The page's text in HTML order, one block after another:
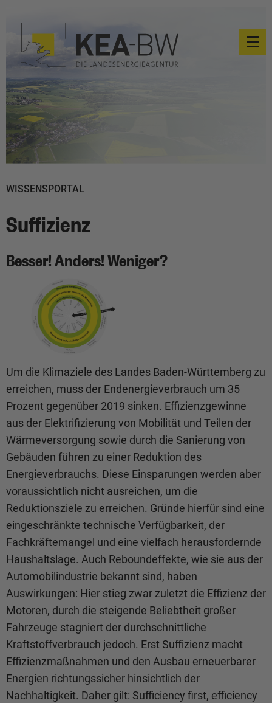
WISSENSPORTAL
Suffizienz
Besser! Anders! Weniger?
Um die Klimaziele des Landes Baden-Württemberg zu
erreichen, muss der Endenergieverbrauch um 35
Prozent gegenüber 2019 sinken. Effizienzgewinne
aus der Elektrifizierung von Mobilität und Teilen der
Wärmeversorgung sowie durch die Sanierung von
Gebäuden führen zu einer Reduktion des
Energieverbrauchs. Diese Einsparungen werden aber
voraussichtlich nicht ausreichen, um die
Reduktionsziele zu erreichen. Gründe hierfür sind eine
eingeschränkte technische Verfügbarkeit, der
Fachkräftemangel und eine vielfach herausfordernde
Haushaltslage. Auch Reboundeffekte, wie sie aus der
Automobilindustrie bekannt sind, haben
Auswirkungen: Hier stieg zwar zuletzt die Effizienz der
Motoren, durch die steigende Beliebtheit großer
Fahrzeuge stagniert der durchschnittliche
Kraftstoffverbrauch jedoch. Erst Suffizienz macht
Effizienzmaßnahmen und den Ausbau erneuerbarer
Energien richtungssicher hinsichtlich der
Nachhaltigkeit. Daher gilt: Sufficiency first, efficiency